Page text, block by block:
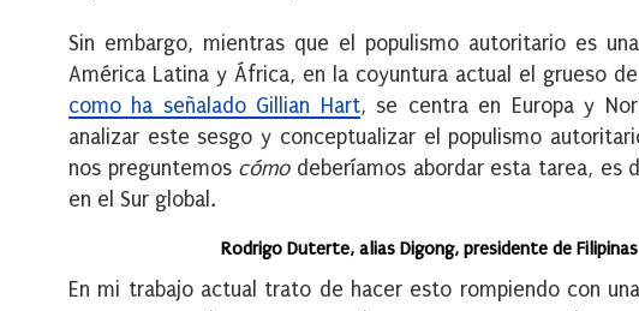
Sin embargo, mientras que el populismo autoritario es
América Latina y África, en la coyuntura actual el grueso
como ha señalado Gillian Hart, se centra en Europa y
analizar este sesgo y conceptualizar el populismo
nos preguntemos cómodeberíamos abordar esta tarea, es
en el Sur global .
Rodrigo Duterte, alias Digong, presidente de
En mi trabajo actual trato de hacer esto rompiendo con